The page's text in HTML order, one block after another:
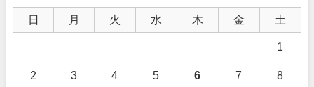
日 月 火 水 木 金 土
1
2 3 4 5 6 7 8